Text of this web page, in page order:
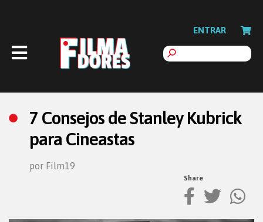
ENTRAR
7 Consejos de Stanley Kubrick
para Cineastas
por Film19
Share